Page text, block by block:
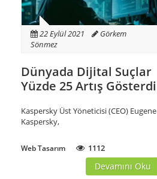
22 Eylül 2021
Görkem
Sönmez
Dünyada Dijital Suçlar
Yüzde 25 Artış Gösterdi
Kaspersky Üst Yöneticisi (CEO) Eugene
Kaspersky,
Web Tasarım 1112
Devamını Oku